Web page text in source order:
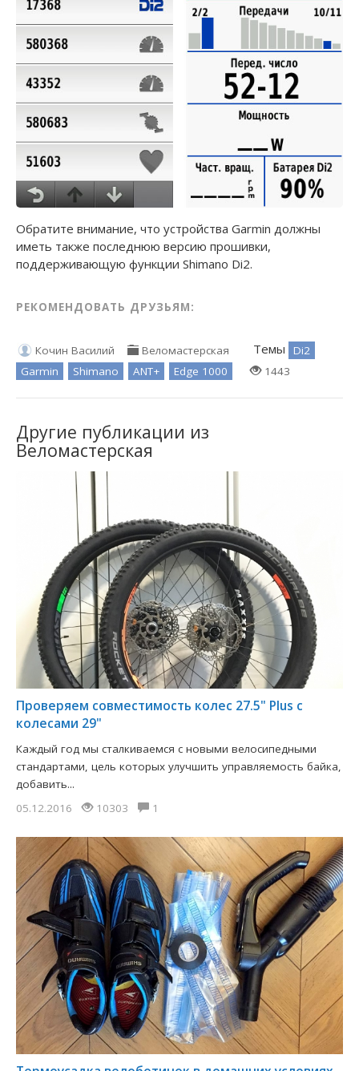
Обратите внимание, что устройства Garmin должны
иметь также последнюю версию прошивки,
поддерживающую функции Shimano Di2.
РЕКОМЕНДОВАТЬ ДРУЗЬЯМ:
Кочин Василий Веломастерская Темы
Di2
Garmin
Shimano ANT+ Edge 1000 1443
Другие публикации из
Веломастерская
Проверяем совместимость колес 27.5" Plus c
колесами 29"
Каждый год мы сталкиваемся с новыми велосипедными
стандартами, цель которых улучшить управляемость байка,
добавить...
05.12.2016
10303 1